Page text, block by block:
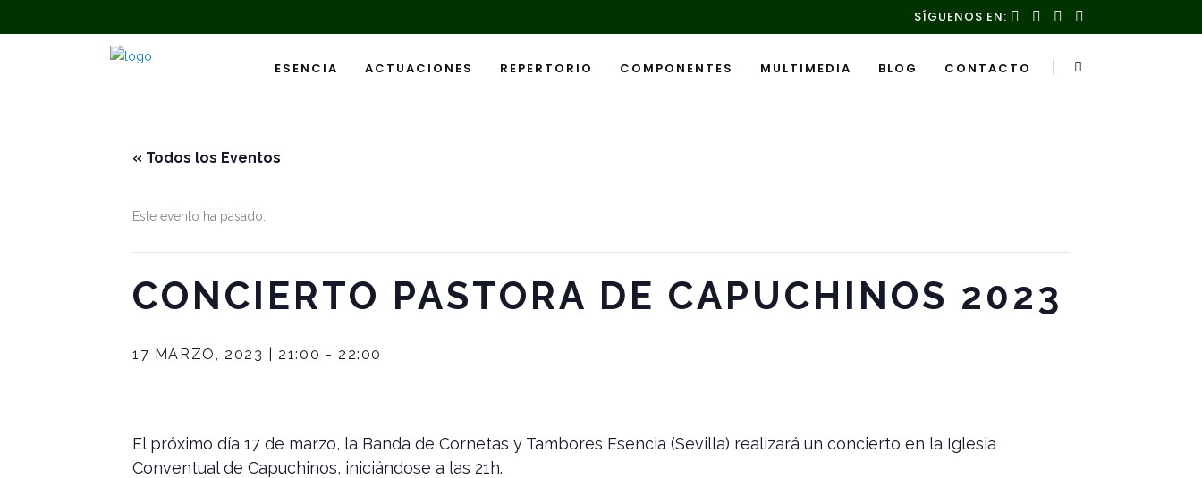
SÍGUENOS EN:
ESENCIA ACTUACIONES REPERTORIO COMPONENTES MULTIMEDIA BLOG CONTACTO
« Todos los Eventos
Este evento ha pasado.
CONCIERTO PASTORA DE CAPUCHINOS 2023
17 MARZO, 2023 | 21:00 - 22:00
El próximo día 17 de marzo, la Banda de Cornetas y Tambores Esencia (Sevilla) realizará un concierto en la Iglesia
Conventual de Capuchinos, iniciándose a las 21h.